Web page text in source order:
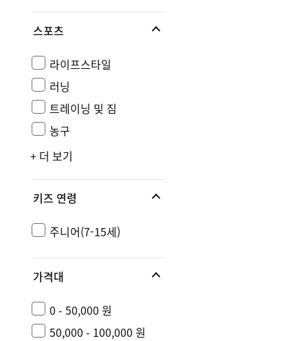
스포츠
라이프스타일
러닝
트레이닝 및 짐
농구
+ 더 보기
키즈 연령
주니어(7-15세)
가격대
0 - 50,000 원
50,000 - 100,000 원